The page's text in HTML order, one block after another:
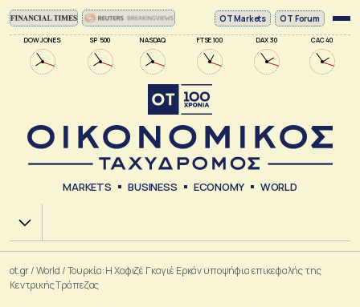
DOW JONES SP 500 NASDAQ FTSE 100 DAX 30 CAC 40
ΟΤ Markets OT Forum
MARKETS BUSINESS ECONOMY WORLD
Χ.Α.
ot.gr/World /Τουρκία: Η Χαφιζέ Γκαγιέ Ερκάν υποψήφια επικεφαλής της
Κεντρικής Τράπεζας